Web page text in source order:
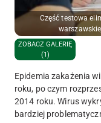
Część testowa
ZOBACZ GALERIĘ
(1)
Epidemia zakażenia
roku, po czym
2014 roku. Wirus
bardziej